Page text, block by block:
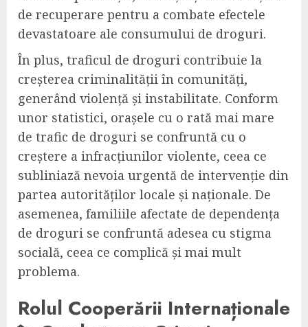
de recuperare pentru a combate efectele
devastatoare ale consumului de droguri.
În plus, traficul de droguri contribuie la
creșterea criminalității în comunități,
generând violență și instabilitate. Conform
unor statistici, orașele cu o rată mai mare
de trafic de droguri se confruntă cu o
creștere a infracțiunilor violente, ceea ce
subliniază nevoia urgentă de intervenție din
partea autorităților locale și naționale. De
asemenea, familiile afectate de dependența
de droguri se confruntă adesea cu stigma
socială, ceea ce complică și mai mult
problema.
Rolul Cooperării Internaționale